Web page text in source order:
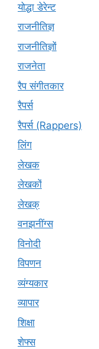
योद्धा डेरेन्ट
राजनीतिज्ञ
राजनीतिज्ञों
राजनेता
रैप संगीतकार
रैपर्स
रैपर्स (Rappers)
लिंग
लेखक
लेखकों
लेखक्
वनझनींग्स
विनोदी
विपणन
व्यंग्यकार
व्यापार
शिक्षा
शेफ्स